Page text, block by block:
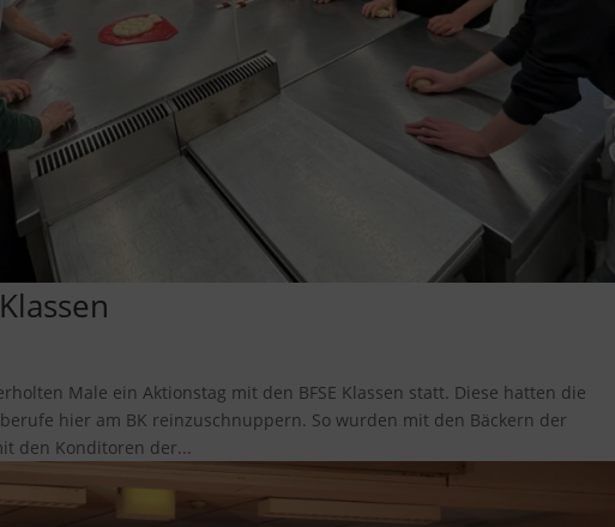
Male ein Aktionstag mit den BFSE Klassen statt. Diese hatten die
hier am BK reinzuschnuppern. So wurden mit den Bäckern der
den Konditoren der...